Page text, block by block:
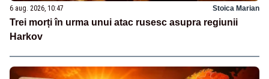
6 aug. 2026, 10:47 Stoica Marian
Trei morți în urma unui atac rusesc asupra regiunii
Harkov